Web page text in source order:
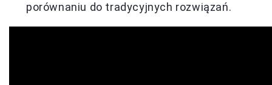
porównaniu do tradycyjnych rozwiązań.